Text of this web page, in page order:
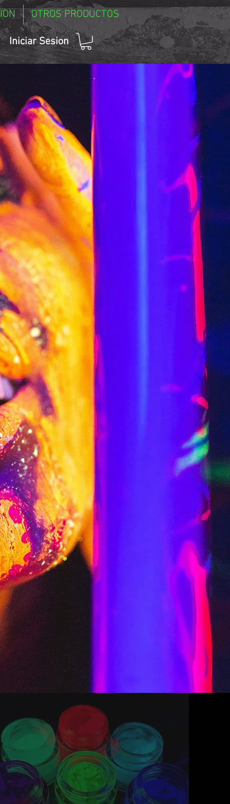
OTROS PRODUCTOS
Iniciar Sesion